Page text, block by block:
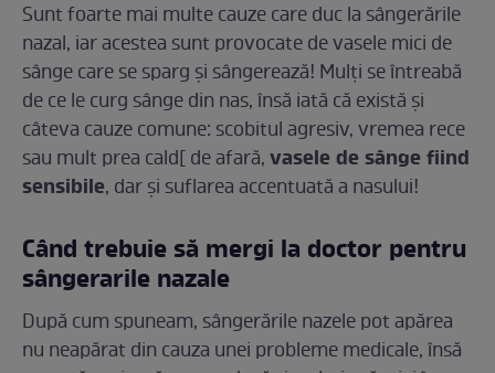
Sunt foarte mai multe cauze care duc la sângerările
nazal, iar acestea sunt provocate de vasele mici de
sânge care se sparg și sângerează! Mulți se întreabă
de ce le curg sânge din nas, însă iată că există și
câteva cauze comune: scobitul agresiv, vremea rece
sau mult prea cald[ de afară,vasele de sânge fiind
sensibile, dar și suflarea accentuată a nasului!
Când trebuie să mergi la doctor pentru
sângerarile nazale
După cum spuneam, sângerările nazele pot apărea
nu neapărat din cauza unei probleme medicale, însă